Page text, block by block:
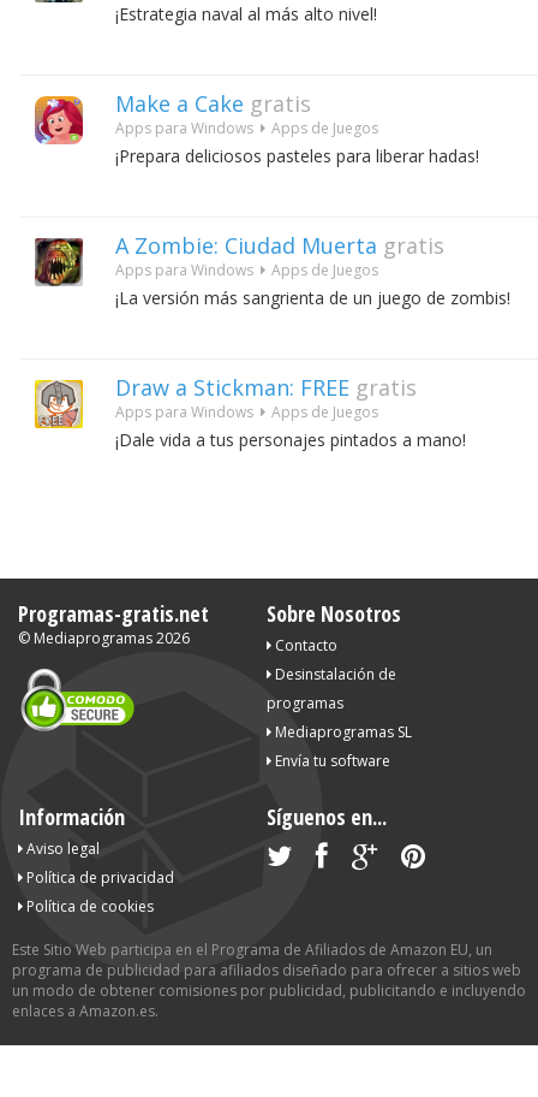
¡Estrategia naval al más alto nivel!
Make a Cake gratis
Apps para Windows Apps de Juegos
¡Prepara deliciosos pasteles para liberar hadas!
A Zombie: Ciudad Muerta gratis
Apps para Windows Apps de Juegos
¡La versión más sangrienta de un juego de zombis!
Draw a Stickman: FREE gratis
Apps para Windows Apps de Juegos
¡Dale vida a tus personajes pintados a mano!
Programas-gratis.net
© Mediaprogramas2026
Sobre Nosotros
Contacto
Desinstalación de
programas
Mediaprogramas SL
Envía tu software
Información
Aviso legal
Política de privacidad
Política de cookies
Síguenos en...
Este Sitio Web participa en el Programa de Afiliados de Amazon EU, un
programa de publicidad para afiliados diseñado para ofrecer a sitios web
un modo de obtener comisiones por publicidad, publicitando e incluyendo
enlaces a Amazon.es.